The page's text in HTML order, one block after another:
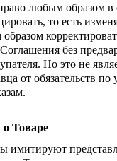
любым образом
то есть
образом
без
Но это не
от обязательств
Товаре
имитируют